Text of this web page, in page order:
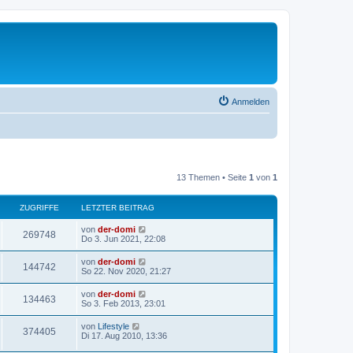
Anmelden
13 Themen • Seite 1 von 1
ZUGRIFFE LETZTER BEITRAG
269748
u
i
L
e
t
e
r
B
e
i
t
r
a
g
von der-domi
Do 3. Jun 2021, 22:08
144742
u
L
e
t
e
r
B
e
von der-domi
So 22. Nov 2020, 21:27
134463
u
L
e
t
e
r
von der-domi
So 3. Feb 2013, 23:01
374405
L
e
von Lifestyle
Di 17. Aug 2010, 13:36